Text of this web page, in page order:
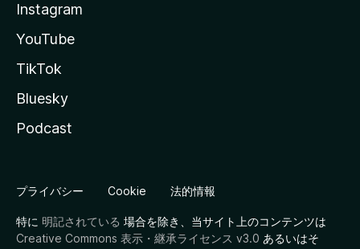
Instagram
YouTube
TikTok
Bluesky
Podcast
プライバシー Cookie 法的情報
特に 明記されている 場合を除き、当サイト上のコンテンツは
Creative Commons 表示・継承ライセンス v3.0 あるいはそ